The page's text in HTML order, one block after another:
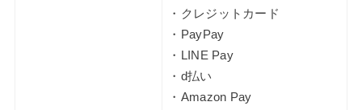
・クレジットカード
・PayPay
・LINE Pay
・d払い
・Amazon Pay